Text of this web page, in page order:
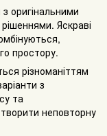
оригінальними
Яскраві
простору.
різноманіттям
з
та
неповторну